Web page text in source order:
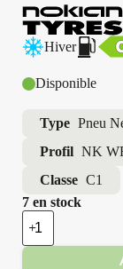
Hiver
Disponible
Type Pneu
Profil NK
Classe C1
7 en stock
quantité
de
Nokian